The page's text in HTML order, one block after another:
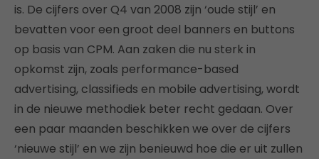
is. De cijfers over Q4 van 2008 zijn ‘oude stijl’ en
bevatten voor een groot deel banners en buttons
op basis van CPM. Aan zaken die nu sterk in
opkomst zijn, zoals performance-based
advertising, classifieds en mobile advertising, wordt
in de nieuwe methodiek beter recht gedaan. Over
een paar maanden beschikken we over de cijfers
‘nieuwe stijl’ en we zijn benieuwd hoe die er uit zullen